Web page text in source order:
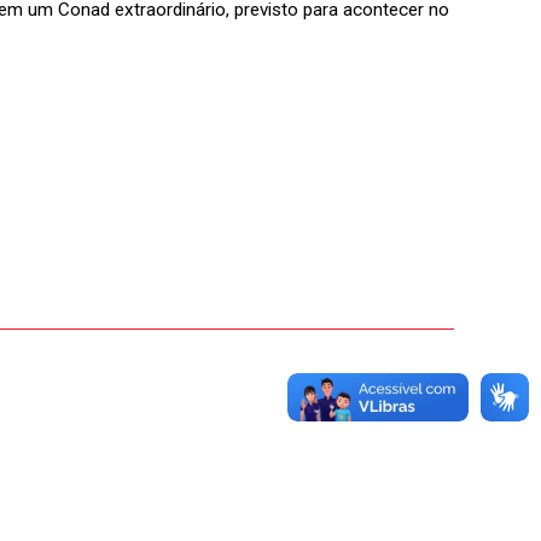
um Conad extraordinário, previsto para acontecer no